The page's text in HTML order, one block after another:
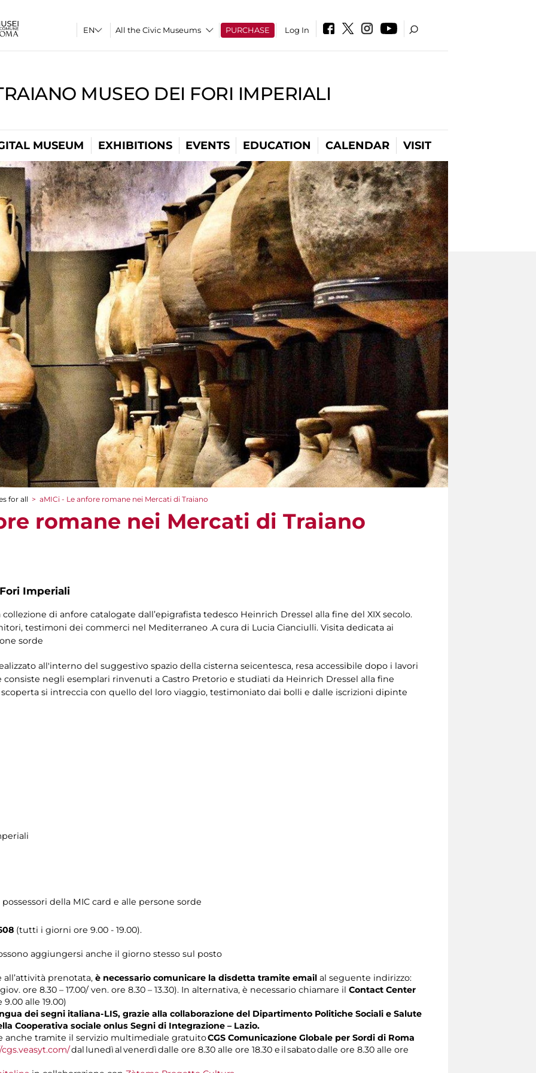
All the Civic Museums PURCHASE Log In
MUSEO DEI FORI IMPERIALI
MUSEUM EXHIBITIONS EVENTS EDUCATION CALENDAR VISIT
for all > aMICi - Le anfore romane nei Mercati di Traiano
romane nei Mercati di Traiano
Imperiali
di anfore catalogate dall’epigrafista tedesco Heinrich Dressel alla fine del XIX secolo.
testimoni dei commerci nel Mediterraneo .A cura di Lucia Cianciulli. Visita dedicata ai
sorde
all'interno del suggestivo spazio della cisterna seicentesca, resa accessibile dopo i lavori
negli esemplari rinvenuti a Castro Pretorio e studiati da Heinrich Dressel alla fine
si intreccia con quello del loro viaggio, testimoniato dai bolli e dalle iscrizioni dipinte
della MIC card e alle persone sorde
(tutti i giorni ore 9.00 - 19.00).
aggiungersi anche il giorno stesso sul posto
prenotata, è necessario comunicare la disdetta tramite email al seguente indirizzo:
ore 8.30 – 17.00/ ven. ore 8.30 – 13.30). In alternativa, è necessario chiamare il Contact Center
alle 19.00)
dei segni italiana-LIS, grazie alla collaborazione del Dipartimento Politiche Sociali e Salute
Cooperativa sociale onlus Segni di Integrazione – Lazio.
anche tramite il servizio multimediale gratuitoCGS Comunicazione Globale per Sordi di Roma
dal lunedì al venerdì dalle ore 8.30 alle ore 18.30 e il sabato dalle ore 8.30 alle ore